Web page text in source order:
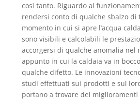
così tanto. Riguardo al
rendersi conto di qualche sbalzo di
momento in cui si apre l’acqua
sono visibili e calcolabili le
accorgersi di qualche anomalia nel
appunto in cui la caldaia va in
qualche difetto. Le innovazioni
studi effettuati sui prodotti e sul
portano a trovare dei